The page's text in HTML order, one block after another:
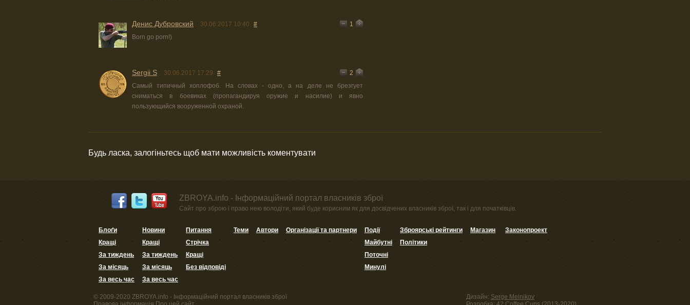
Денис Дубровский 30.06.2017 10:40 #
1
Born go porn!)
Sergii S 30.06.2017 17:29 #
2
Самый типичный хоплофоб. На словах - одно, а на деле не брезгует
сниматься в боевиках (пропагандируя оружие и насилие) и явно
пользующийся вооруженной охраной.
Будь ласка, залогіньтесь щоб мати можливість коментувати
ZBROYA.info - Інформаційний портал власників зброї
Сайт про зброю і право нею володіти, який буде корисним як для досвідчених власників зброї, так і для початківців.
Блоґи
Кращі
За тиждень
За місяць
За весь час
Новини
Кращі
За тиждень
За місяць
За весь час
Питання
Стрічка
Кращі
Без відповіді
Теми Автори Організації та партнери
Події
Майбутні
Поточні
Минулі
Зброярські рейтинги
Політики
Магазин Законопроект
© 2009-2020 ZBROYA.info - Інформаційний портал власників зброї
Дизайн: Serge Melnikov